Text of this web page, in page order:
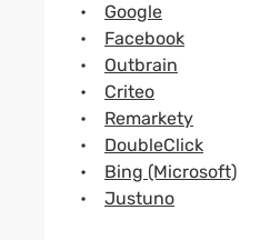
• Google
• Facebook
• Outbrain
• Criteo
• Remarkety
• DoubleClick
• Bing (Microsoft)
• Justuno